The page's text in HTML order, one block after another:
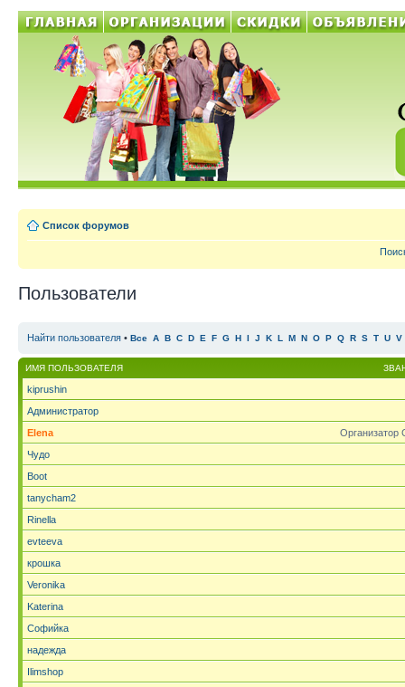
Список форумов
Пользователи
Найти пользователя • Все A B C D E F G H I J K L M N O P Q R S T U V
ИМЯ ПОЛЬЗОВАТЕЛЯ
kiprushin
Администратор
Организатор
Elena
Чудо
Boot
tanycham2
Rinella
evteeva
крошка
Veronika
Katerina
Софийка
надежда
Ilimshop